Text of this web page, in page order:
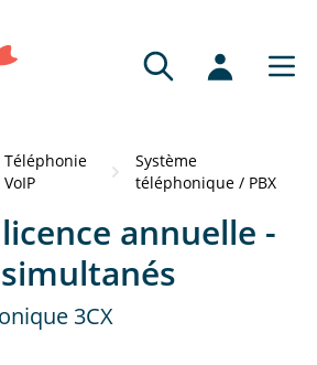
Téléphonie
VoIP
Système
téléphonique / PBX
annuelle -
3CX